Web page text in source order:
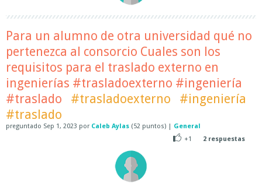
Para un alumno de otra universidad qué no
pertenezca al consorcio Cuales son los
requisitos para el traslado externo en
ingenierías #trasladoexterno #ingeniería
#traslado
#trasladoexterno
#ingeniería
#traslado
preguntado Sep 1, 2023 por Caleb Aylas (52 puntos) | General
+1
2 respuestas